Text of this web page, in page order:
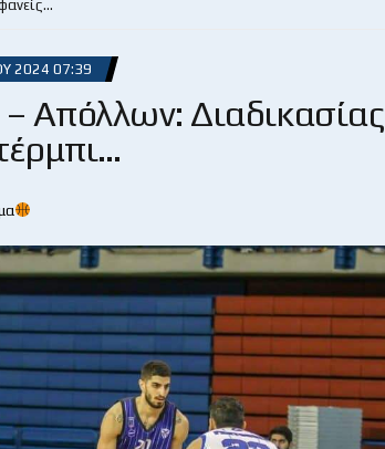
2024 07:39
Απόλλων: Διαδικασίας